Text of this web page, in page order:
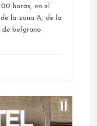
horas, en el
la zona A, de la
belgrano